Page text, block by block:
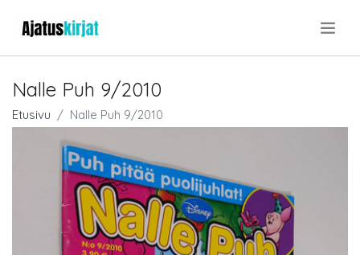
Nalle Puh 9/2010
Etusivu Nalle Puh 9/2010